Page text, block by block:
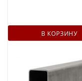
В КОРЗИНУ